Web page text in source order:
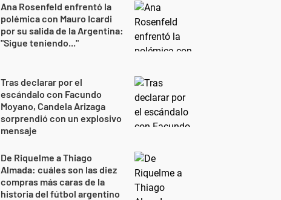
Ana Rosenfeld enfrentó la
polémica con Mauro Icardi
por su salida de la Argentina:
"Sigue teniendo..."
Tras declarar por el
escándalo con Facundo
Moyano, Candela Arizaga
sorprendió con un explosivo
mensaje
De Riquelme a Thiago
Almada: cuáles son las diez
compras más caras de la
historia del fútbol argentino